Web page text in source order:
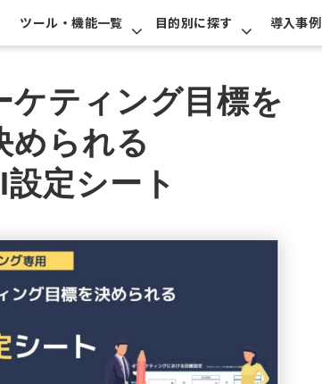
ツール・機能一覧 目的別に探す 導入事例
ケティング目標を
められる
定シート